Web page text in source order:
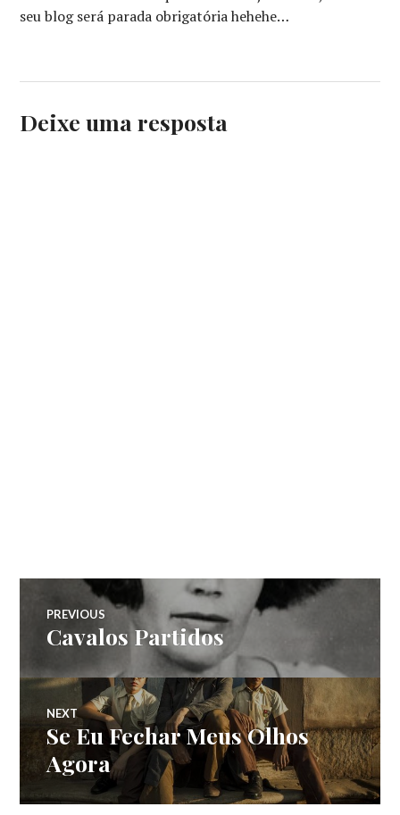
seu blog será parada obrigatória hehehe…
Deixe uma resposta
Navegação
de
Post
PREVIOUS
Previous
Cavalos Partidos
NEXT
Next
post:
Se Eu Fechar Meus Olhos
Agora